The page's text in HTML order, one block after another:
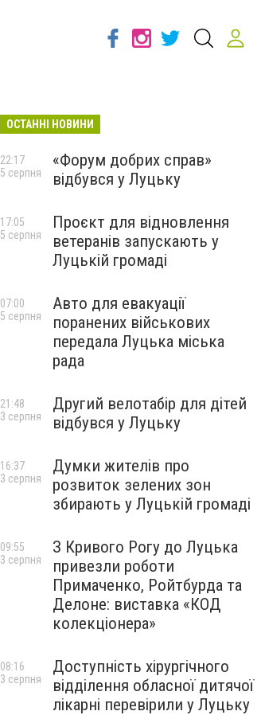
ОСТАННІ НОВИНИ
«Форум добрих справ»
відбувся у Луцьку
22:17
5 серпня
Проєкт для відновлення
ветеранів запускають у
Луцькій громаді
17:05
5 серпня
Авто для евакуації
поранених військових
передала Луцька міська
рада
07:00
5 серпня
Другий велотабір для дітей
відбувся у Луцьку
21:48
3 серпня
Думки жителів про
розвиток зелених зон
збирають у Луцькій громаді
16:37
3 серпня
З Кривого Рогу до Луцька
привезли роботи
Примаченко, Ройтбурда та
Делоне: виставка «КОД
колекціонера»
09:55
3 серпня
Доступність хірургічного
відділення обласної дитячої
лікарні перевірили у Луцьку
08:16
3 серпня